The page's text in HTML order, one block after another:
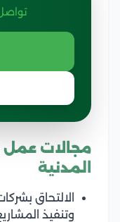
مجالات عمل
المدنية
الالتحاق
وتنفيذ